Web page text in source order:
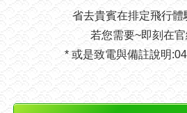
省去貴賓在排定飛行體
若您需要~即刻在
* 或是致電與備註說明